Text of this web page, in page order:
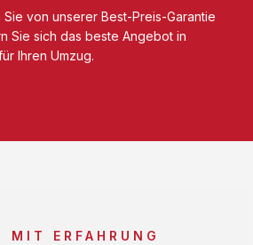
von unserer Best-Preis-Garantie
Sie sich das beste Angebot in
Ihren Umzug.
MIT ERFAHRUNG